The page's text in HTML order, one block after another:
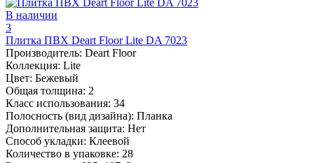
В наличии
3
Плитка ПВХ Deart Floor Lite DA 7023
Производитель: Deart Floor
Коллекция: Lite
Цвет: Бежевый
Общая толщина: 2
Класс использования: 34
Полосность (вид дизайна): Планка
Дополнительная защита: Нет
Способ укладки: Клеевой
Количество в упаковке: 28